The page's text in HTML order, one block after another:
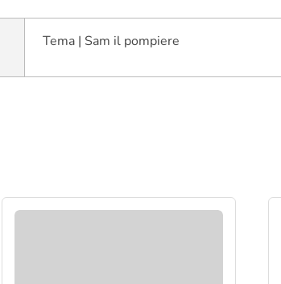
Tema | Sam il pompiere